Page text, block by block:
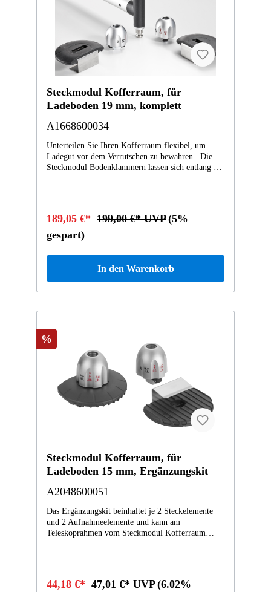
Steckmodul Kofferraum, für
Ladeboden 19 mm, komplett
A1668600034
Unterteilen Sie Ihren Kofferraum flexibel, um
Ladegut vor dem Verrutschen zu bewahren. Die
Steckmodul Bodenklammern lassen sich entlang der
Steckmodul lassen sich auch Zusatzprodukte wie
z.B. die Zick-Zack-Falttasche befestigen.
189,05 €* 199,00 €* UVP(5%
gespart)
In den Warenkorb
%
Steckmodul Kofferraum, für
Ladeboden 15 mm, Ergänzungskit
A2048600051
Das Ergänzungskit beinhaltet je 2 Steckelemente
und 2 Aufnahmeelemente und kann am
Teleskoprahmen vom Steckmodul Kofferraum
kann die Zick-Zack-Falttasche auch ohne
44,18 €* 47,01 €* UVP(6.02%